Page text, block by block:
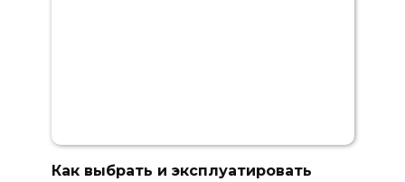
Как выбрать и эксплуатировать